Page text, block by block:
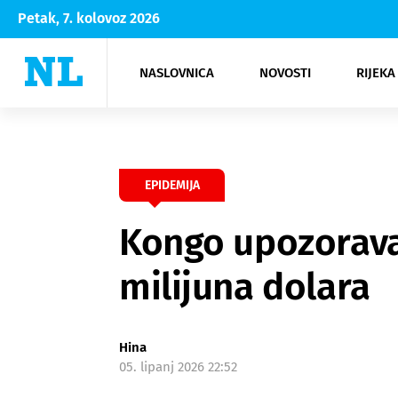
Petak, 7. kolovoz 2026
NASLOVNICA NOVOSTI
Rijeka Opatija
NK
Moda
Kultura
EPIDEMIJA
Kongo
milijuna dolara
Hina
05. lipanj 2026 22:52